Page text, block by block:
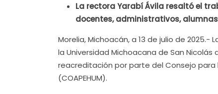
La rectora Yarabí Ávila resaltó el
docentes, administrativos,
Morelia, Michoacán, a 13 de julio de
la Universidad Michoacana de San
reacreditación por parte del Consejo para
(COAPEHUM).